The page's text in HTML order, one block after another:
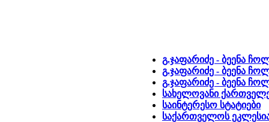
გ.ჯაფარიძე - ბეენა
გ.ჯაფარიძე - ბეენა
გ.ჯაფარიძე - ბეენა
სახელოვანი
საინტერესო სტატიები
საქართველოს